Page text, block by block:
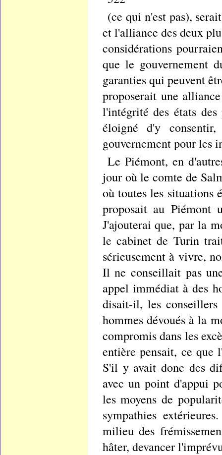
(ce qui n'est pas),
et l'alliance des deux
considérations
que le gouvernement
garanties qui peuvent
proposerait une
l'intégrité des états des
éloigné d'y
gouvernement pour les
Le Piémont, en
jour où le comte de
où toutes les situations
proposait au Piémont
J'ajouterai que, par la
le cabinet de Turin
sérieusement à vivre,
Il ne conseillait pas
appel immédiat à des
disait-il, les
hommes dévoués à la
compromis dans les
entière pensait, ce que
S'il y avait donc des
avec un point d'appui
les moyens de
sympathies
milieu des
hâter, devancer